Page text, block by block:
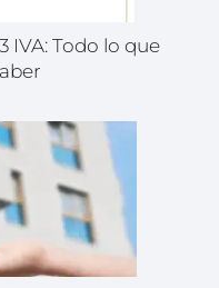
IVA: Todo lo que